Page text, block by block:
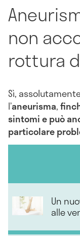
non
rottura
Sì,
l’aneurisma,
sintomi e può
particolare
Un
alle